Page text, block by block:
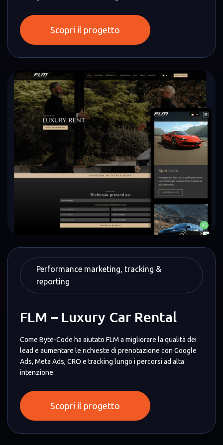
Scopri il progetto
Performance marketing, tracking &
reporting
FLM – Luxury Car Rental
Come Byte-Code ha aiutato FLM a migliorare la qualità dei
lead e aumentare le richieste di prenotazione con Google
Ads, Meta Ads, CRO e tracking lungo i percorsi ad alta
intenzione.
Scopri il progetto